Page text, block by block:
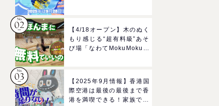
【4/18オープン】木のぬく
もり感じる“超有料級”あそ
び場「なわてMokuMokuひ
【2025年9月情報】香港国
際空港は最後の最後まで香
港を満喫できる！家族で楽